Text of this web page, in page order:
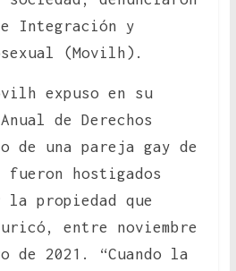
Integración y
(Movilh).
expuso en su
de Derechos
de una pareja gay de
fueron hostigados
la propiedad que
entre noviembre
de 2021. “Cuando la